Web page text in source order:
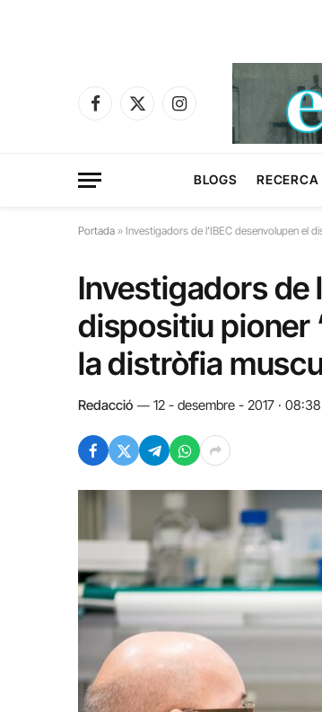
Facebook
X
Instagram
BLOGS
Portada » Investigadors de l’IBEC desenvolupen el
Investigadors de
dispositiu pioner
la distròfia
Redacció 12 - desembre - 2017 · 08:38